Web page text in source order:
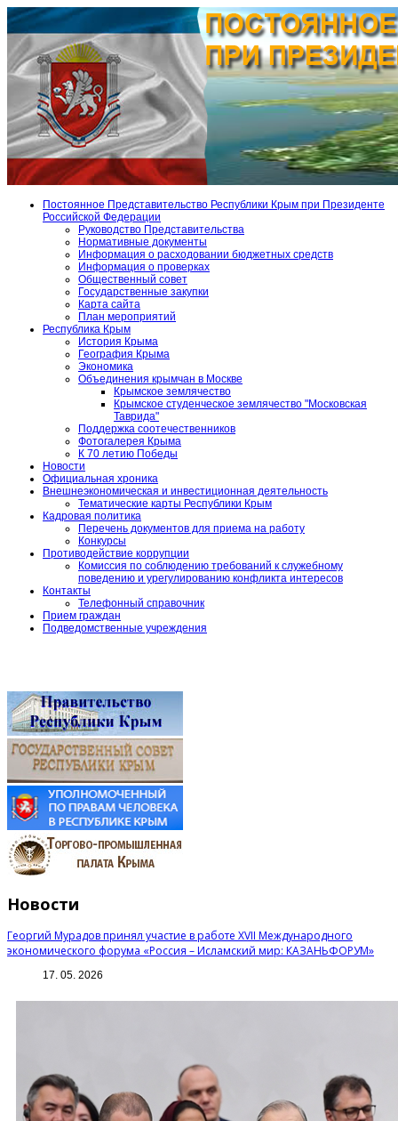
Постоянное Представительство Республики Крым при Президенте
Российской Федерации
Руководство Представительства
Нормативные документы
Информация о расходовании бюджетных средств
Информация о проверках
Общественный совет
Государственные закупки
Карта сайта
План мероприятий
Республика Крым
История Крыма
География Крыма
Экономика
Объединения крымчан в Москве
Крымское землячество
Крымское студенческое землячество "Московская
Таврида"
Поддержка соотечественников
Фотогалерея Крыма
К 70 летию Победы
Новости
Официальная хроника
Внешнеэкономическая и инвестиционная деятельность
Тематические карты Республики Крым
Кадровая политика
Перечень документов для приема на работу
Конкурсы
Противодействие коррупции
Комиссия по соблюдению требований к служебному
поведению и урегулированию конфликта интересов
Контакты
Телефонный справочник
Прием граждан
Подведомственные учреждения
Новости
Георгий Мурадов принял участие в работе XVII Международного
экономического форума «Россия – Исламский мир: КАЗАНЬФОРУМ»
17. 05. 2026